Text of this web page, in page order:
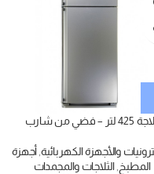
لتر – فضي من شارب
والأجهزة الكهربائية,أجهزة
المطبخ,الثلاجات والمجمدات